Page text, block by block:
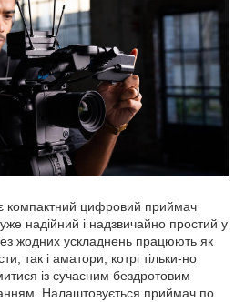
компактний цифровий приймач
надійний і надзвичайно простий у
жодних ускладнень працюють як
так і аматори, котрі тільки-но
із сучасним бездротовим
Налаштовується приймач по